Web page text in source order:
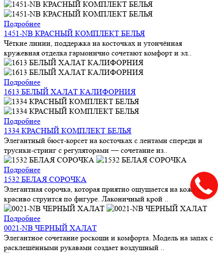
Подробнее
1451-NB КРАСНЫЙ КОМПЛЕКТ БЕЛЬЯ
Чёткие линии, поддержка на косточках и утончённая
кружевная отделка гармонично сочетают комфорт и эл..
Подробнее
1613 БЕЛЫЙ ХАЛАТ КАЛИФОРНИЯ
Подробнее
1334 КРАСНЫЙ КОМПЛЕКТ БЕЛЬЯ
Элегантный бюст-корсет на косточках с лентами спереди и
трусики-стринг с регуляторами — сочетание из..
Подробнее
1532 БЕЛАЯ СОРОЧКА
Элегантная сорочка, которая приятно ощущается на коже и
красиво струится по фигуре. Лаконичный крой ..
Подробнее
0021-NB ЧЕРНЫЙ ХАЛАТ
Элегантное сочетание роскоши и комфорта. Модель на запах с
расклешёнными рукавами создает воздушный ..